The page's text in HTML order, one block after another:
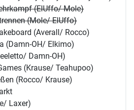
(ElUffo/ Mole)
(Mole/ ElUffo)
(Averall/ Rocco)
(Damn-OH/ Elkimo)
Damn-OH)
(Krause/ Teahupoo)
(Rocco/ Krause)
Laxer)